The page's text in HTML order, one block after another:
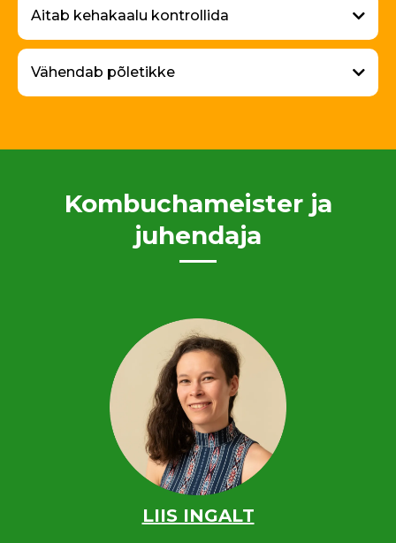
Aitab kehakaalu kontrollida
Vähendab põletikke
Kombuchameister ja
juhendaja
LIIS INGALT